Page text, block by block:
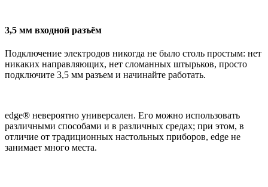
3,5 мм входной разъём
Подключение электродов никогда не было столь простым: нет
никаких направляющих, нет сломанных штырьков, просто
подключите 3,5 мм разъем и начинайте работать.
edge® невероятно универсален. Его можно использовать
различными способами и в различных средах; при этом, в
отличие от традиционных настольных приборов, edge не
занимает много места.